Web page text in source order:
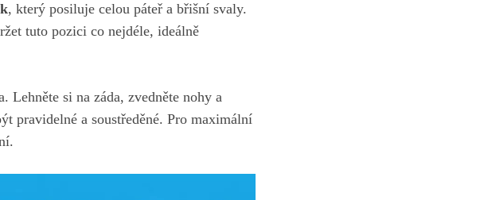
, který posiluje celou páteř a břišní svaly.
tuto pozici co nejdéle,‌ ideálně
Lehněte si na záda, zvedněte nohy a
pravidelné a soustředěné. ​Pro maximální